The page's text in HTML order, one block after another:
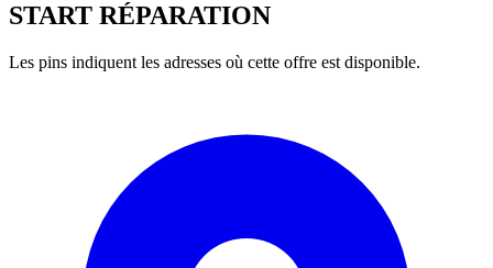
START RÉPARATION
Les pins indiquent les adresses où cette offre est disponible.